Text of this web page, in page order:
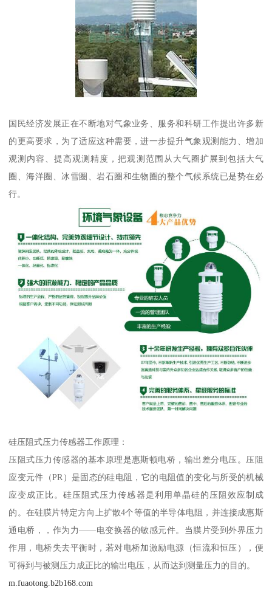
国民经济发展正在不断地对气象业务、服务和科研工作提出许多新
的更高要求，为了适应这种需要，进一步提升气象观测能力、增加
观测内容、提高观测精度，把观测范围从大气圈扩展到包括大气
圈、海洋圈、冰雪圈、岩石圈和生物圈的整个气候系统已是势在必
行。
硅压阻式压力传感器工作原理：
压阻式压力传感器的基本原理是惠斯顿电桥，输出差分电压。压阻
应变元件（PR）是固态的硅电阻，它的电阻值的变化与所受的机械
应变成正比。硅压阻式压力传感器是利用单晶硅的压阻效应制成
的。在硅膜片特定方向上扩散4个等值的半导体电阻，并连接成惠斯
通电桥，，作为力——电变换器的敏感元件。当膜片受到外界压力
作用，电桥失去平衡时，若对电桥加激励电源（恒流和恒压），便
可得到与被测压力成正比的输出电压，从而达到测量压力的目的。
m.fuaotong.b2b168.com